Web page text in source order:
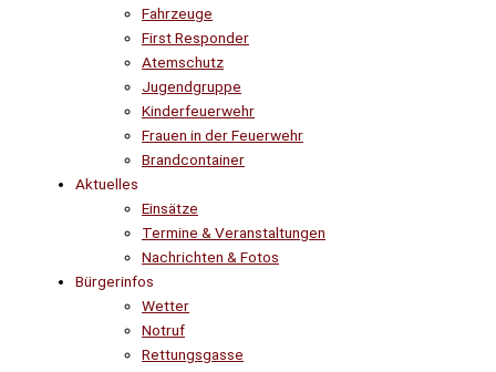
Fahrzeuge
First Responder
Atemschutz
Jugendgruppe
Kinderfeuerwehr
Frauen in der Feuerwehr
Brandcontainer
Aktuelles
Einsätze
Termine & Veranstaltungen
Nachrichten & Fotos
Bürgerinfos
Wetter
Notruf
Rettungsgasse